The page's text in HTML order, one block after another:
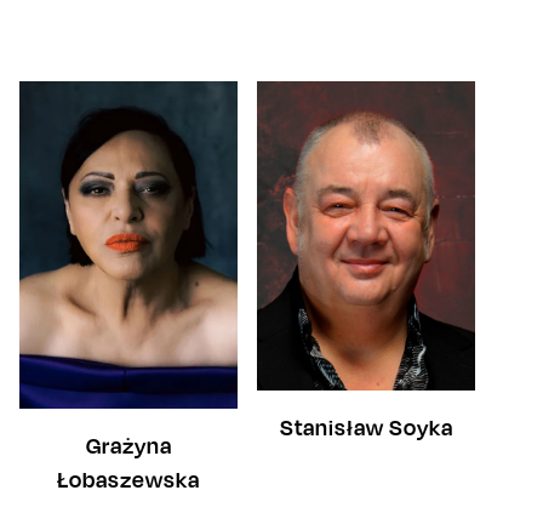
Grażyna
Łobaszewska
Stanisław Soyka